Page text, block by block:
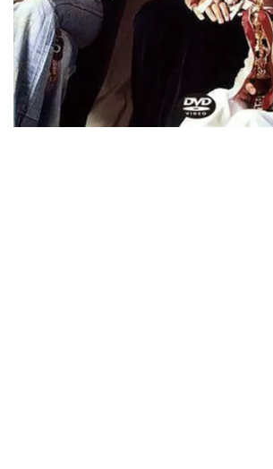
ビリー・ジョエル / 2024年3月24日
収録！
*NEW RELEASE (最新約3ヶ月) 2024.6.24
リアム・ギャラガー / 2024年6月3日 カーデ
全収録！
*NEW RELEASE (最新約3ヶ月)
2024.6.24
スコーピオンズ / 2024年6月15日 リスボン